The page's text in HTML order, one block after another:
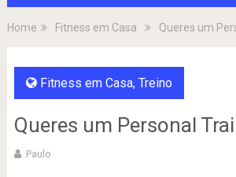
Home Fitness em Casa Queres um
Fitness em Casa, Treino
Queres um Personal
Paulo